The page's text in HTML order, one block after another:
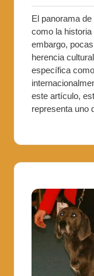
El panorama
como la
embargo,
herencia
específica
este artículo,
representa uno